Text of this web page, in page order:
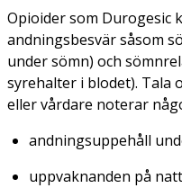
Opioider som Durogesic
andningsbesvär såsom
under sömn) och
syrehalter i blodet). Tala
eller vårdare noterar
andningsuppehåll
uppvaknanden på